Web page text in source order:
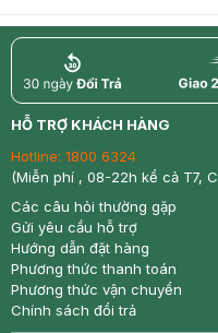
return
HỖ TRỢ KHÁCH HÀNG
Hotline: 1800 6324
(Miễn phí , 08-22h kể cả T7,
Các câu hỏi thường gặp
Gửi yêu cầu hỗ trợ
Hướng dẫn đặt hàng
Phương thức thanh toán
Phương thức vận chuyển
Chính sách đổi trả